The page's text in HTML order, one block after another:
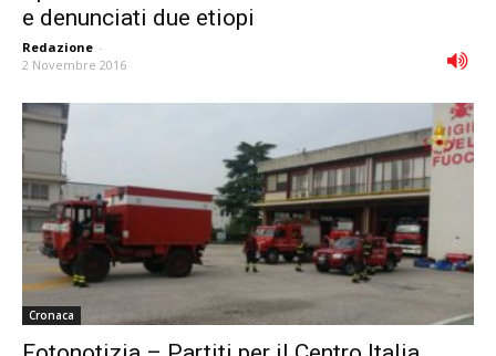
e denunciati due etiopi
Redazione -
2 Novembre 2016
Cronaca